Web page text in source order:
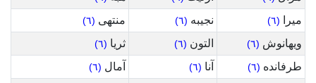
ميرا (٦) نجيبه (٦) منتهى (٦)
ويهانوش (٦) التون (٦) ثريا (٦)
طرفانده (٦) آنا (٦) آمال (٦)